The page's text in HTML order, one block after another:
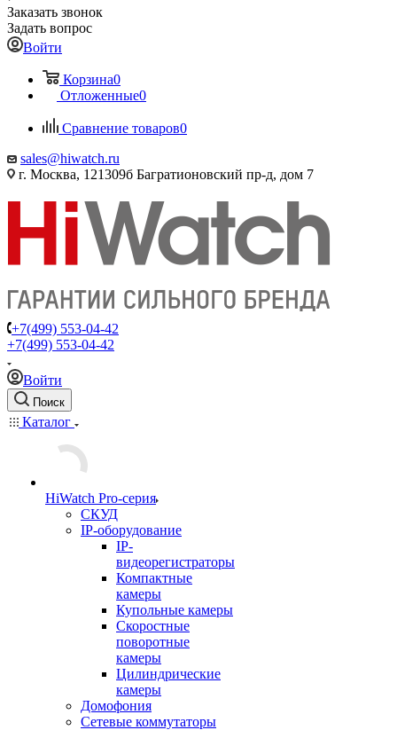
Заказать звонок
Задать вопрос
Войти
Корзина0
Отложенные0
Сравнение товаров0
sales@hiwatch.ru
г. Москва, 121309б Багратионовский пр-д, дом 7
+7(499) 553-04-42
+7(499) 553-04-42
Войти
Поиск
Каталог
HiWatch Pro-серия
CКУД
IP-оборудование
IP-
видеорегистраторы
Компактные
камеры
Купольные камеры
Скоростные
поворотные
камеры
Цилиндрические
камеры
Домофония
Сетевые коммутаторы